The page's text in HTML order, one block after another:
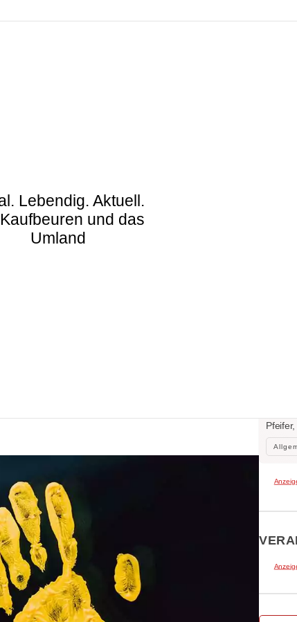
Lebendig. Aktuell.
und das
Umland
Kultur